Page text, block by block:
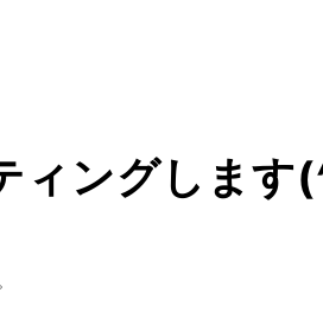
ィングします